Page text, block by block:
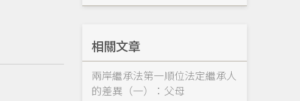
相關文章
兩岸繼承法第一順位法定繼承人
的差異（一）：父母